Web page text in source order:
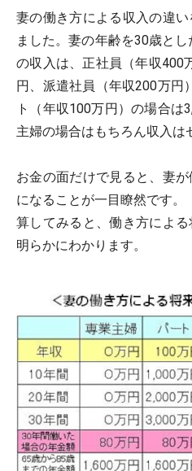
妻の働き方による収入の違
ました。妻の年齢を30歳と
の収入は、正社員（年収400
円、派遣社員（年収200万円
ト（年収100万円）の場合は
主婦の場合はもちろん収入は
お金の面だけで見ると、妻
になることが一目瞭然です。
算してみると、働き方によ
明らかにわかります。